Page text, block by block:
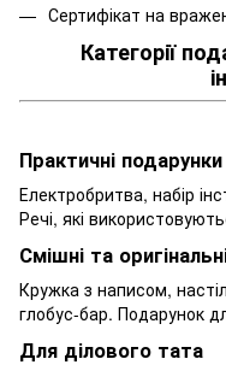
Сертифікат на
Категорії
Практичні подарунки
Електробритва, набір
Речі, які
Смішні та
Кружка з написом,
глобус-бар. Подарунок
Для ділового тата